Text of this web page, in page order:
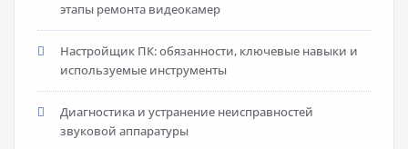
этапы ремонта видеокамер
Настройщик ПК: обязанности, ключевые навыки и
используемые инструменты
Диагностика и устранение неисправностей
звуковой аппаратуры